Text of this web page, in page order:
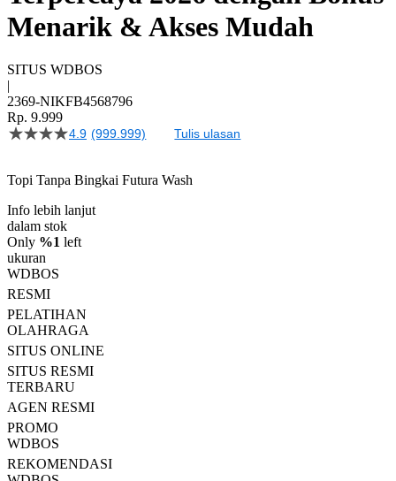
Menarik & Akses Mudah
SITUS WDBOS
|
2369-NIKFB4568796
Rp. 9.999
4.5
bintang,
rating
rata-
rata.
Read
13
Reviews.
Tautan
halaman
yang
sama.
4.9 (999.999) Tulis ulasan
Topi Tanpa Bingkai Futura Wash
Info lebih lanjut
dalam stok
Only %1 left
ukuran
WDBOS
RESMI
PELATIHAN
OLAHRAGA
SITUS ONLINE
SITUS RESMI
TERBARU
AGEN RESMI
PROMO
WDBOS
REKOMENDASI